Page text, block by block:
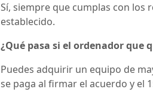
Sí, siempre que cumplas con los
establecido.
¿Qué pasa si el ordenador que
Puedes adquirir un equipo de
se paga al firmar el acuerdo y el